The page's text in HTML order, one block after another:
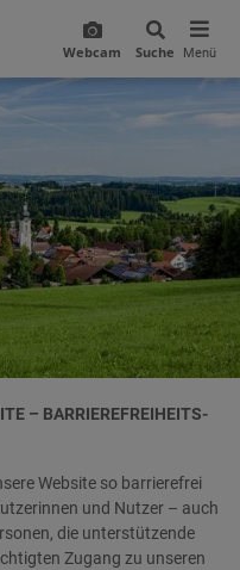
Webcam Suche Menü
– BARRIEREFREIHEITS­
Website so barrierefrei
und Nutzer – auch
die unterstützende
Zugang zu unseren